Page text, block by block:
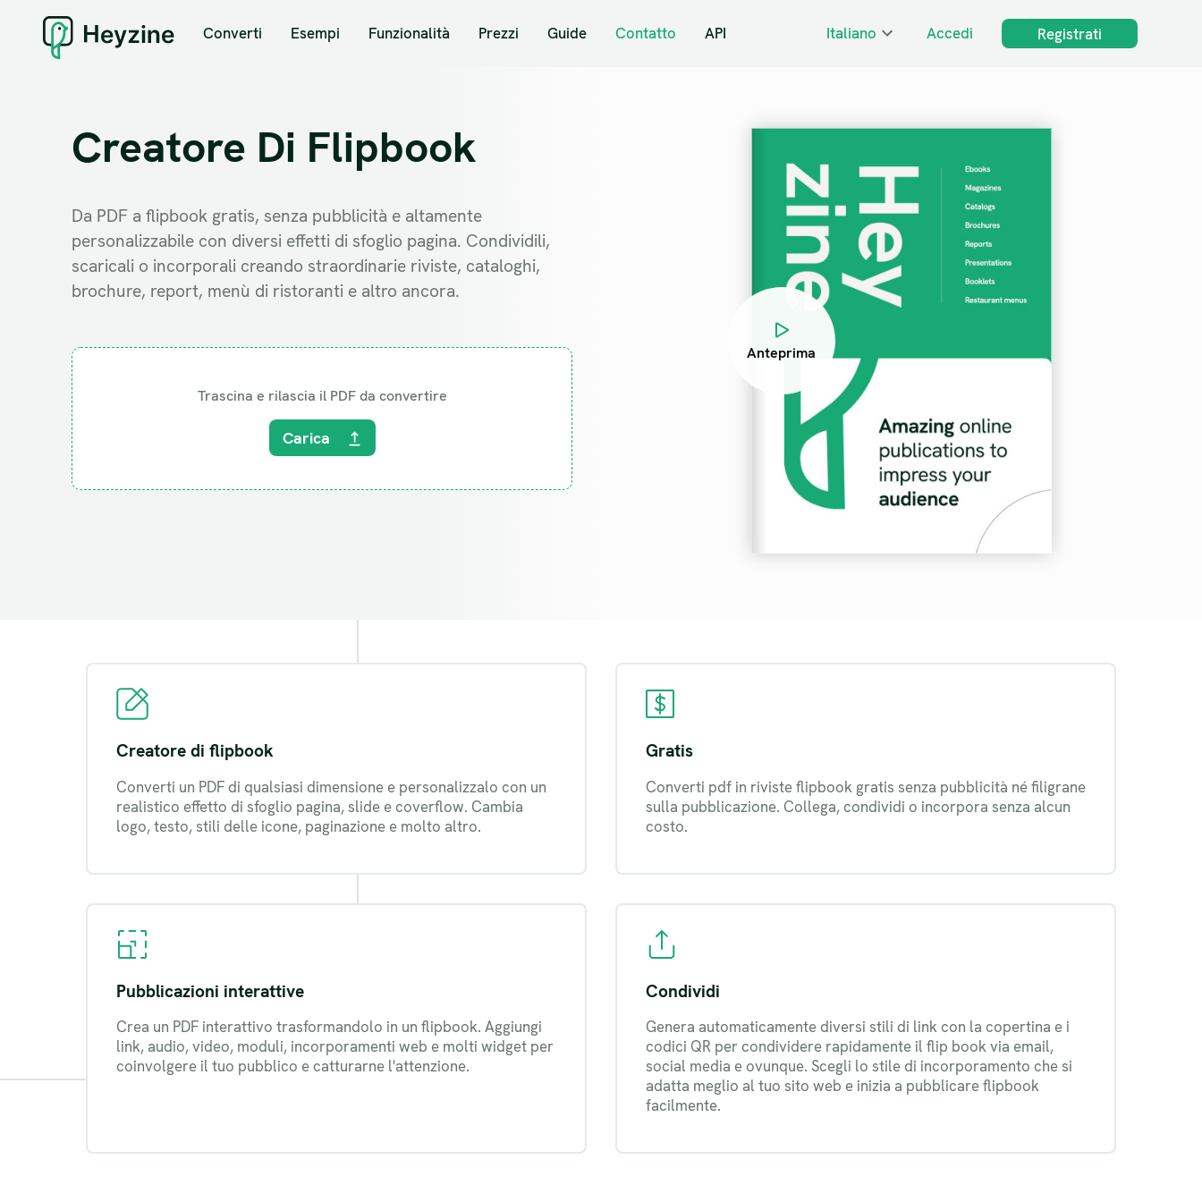
Converti Esempi Funzionalità Prezzi Guide Contatto API Italiano Accedi Registrati
Creatore Di Flipbook
Da PDF a flipbook gratis, senza pubblicità e altamente
personalizzabile con diversi effetti di sfoglio pagina. Condividili,
scaricali o incorporali creando straordinarie riviste, cataloghi,
brochure, report, menù di ristoranti e altro ancora.
Trascina e rilascia il PDF da convertire
Carica
Anteprima
Creatore di flipbook
Converti un PDF di qualsiasi dimensione e personalizzalo con un
realistico effetto di sfoglio pagina, slide e coverflow. Cambia
logo, testo, stili delle icone, paginazione e molto altro.
Gratis
Converti pdf in riviste flipbook gratis senza pubblicità né filigrane
sulla pubblicazione. Collega, condividi o incorpora senza alcun
costo.
Pubblicazioni interattive
Crea un PDF interattivo trasformandolo in un flipbook. Aggiungi
link, audio, video, moduli, incorporamenti web e molti widget per
coinvolgere il tuo pubblico e catturarne l'attenzione.
Condividi
Genera automaticamente diversi stili di link con la copertina e i
codici QR per condividere rapidamente il flip book via email,
social media e ovunque. Scegli lo stile di incorporamento che si
adatta meglio al tuo sito web e inizia a pubblicare flipbook
facilmente.